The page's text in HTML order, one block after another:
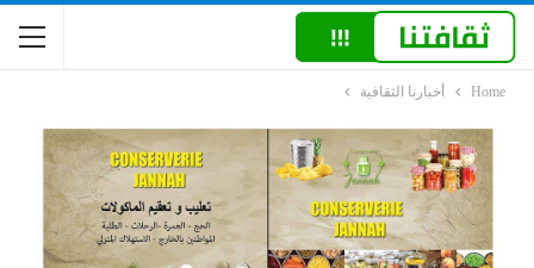
Home أخبارنا الثقافية